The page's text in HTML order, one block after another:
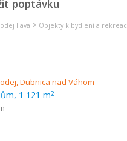
poptávku
Ilava > Objekty k bydlení a
1 121 m2